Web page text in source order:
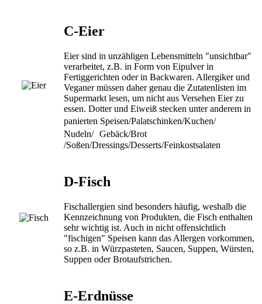
C-Eier
Eier sind in unzähligen Lebensmitteln "unsichtbar"
verarbeitet, z.B. in Form von Eipulver in
Fertiggerichten oder in Backwaren. Allergiker und
Veganer müssen daher genau die Zutatenlisten im
Supermarkt lesen, um nicht aus Versehen Eier zu
essen. Dotter und Eiweiß stecken unter anderem in
panierten Speisen/Palatschinken/Kuchen/
Nudeln/ Gebäck/Brot
/Soßen/Dressings/Desserts/Feinkostsalaten
D-Fisch
Fischallergien sind besonders häufig, weshalb die
Kennzeichnung von Produkten, die Fisch enthalten
sehr wichtig ist. Auch in nicht offensichtlich
"fischigen" Speisen kann das Allergen vorkommen,
so z.B. in Würzpasteten, Saucen, Suppen, Würsten,
Suppen oder Brotaufstrichen.
E-Erdnüsse